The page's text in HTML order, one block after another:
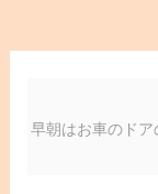
早朝はお車のド